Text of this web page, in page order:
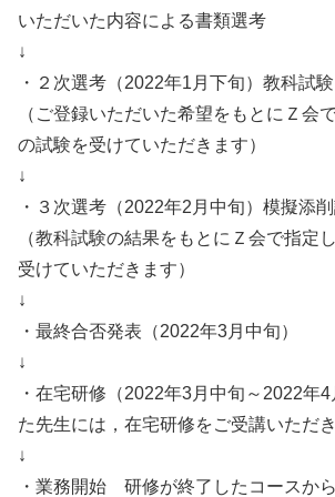
いただいた内容による書類選考
↓
・２次選考（2022年1月下旬）教科試験
（ご登録いただいた希望をもとにＺ会
の試験を受けていただきます）
↓
・３次選考（2022年2月中旬）模擬添
（教科試験の結果をもとにＺ会で指定
受けていただきます）
↓
・最終合否発表（2022年3月中旬）
↓
・在宅研修（2022年3月中旬～2022年
た先生には，在宅研修をご受講いただき
↓
・業務開始 研修が終了したコースか